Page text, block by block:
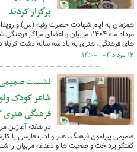
برگزار کردند
های فرهنگی، هنری به یاد سه ساله دشت کربلا
۱۲ مرداد ۰۴ - ۱۴:۰۰
نشست صمیمی
شاعر کودک
فرهنگی هنری
صمیمی پیرامون فرهنگ، هنر و ادب فارسی با
گفتگو پرداخت و صحبت ها و دغدغه مربیان را